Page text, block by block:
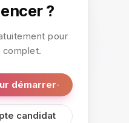
?
pour
complet.
démarrer
candidat